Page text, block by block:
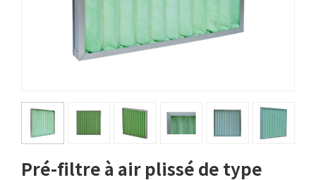
Pré-filtre à air plissé de type